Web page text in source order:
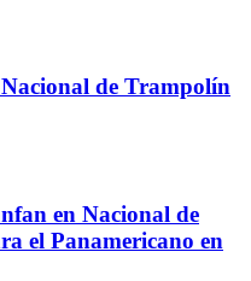
de Trampolín
en Nacional de
el Panamericano en